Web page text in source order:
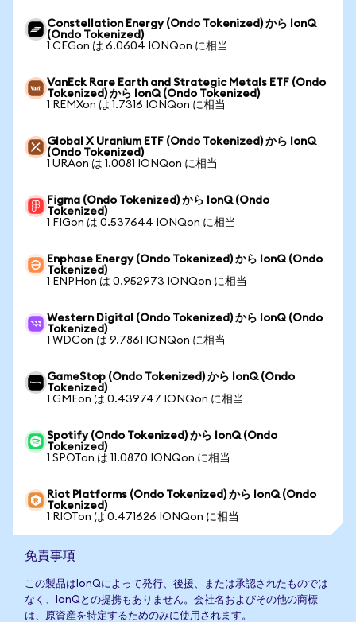
Constellation Energy (Ondo Tokenized) から IonQ
(Ondo Tokenized)
1 CEGon は 6.0604 IONQon に相当
VanEck Rare Earth and Strategic Metals ETF (Ondo
Tokenized) から IonQ (Ondo Tokenized)
1 REMXon は 1.7316 IONQon に相当
Global X Uranium ETF (Ondo Tokenized) から IonQ
(Ondo Tokenized)
1 URAon は 1.0081 IONQon に相当
Figma (Ondo Tokenized) から IonQ (Ondo
Tokenized)
1 FIGon は 0.537644 IONQon に相当
Enphase Energy (Ondo Tokenized) から IonQ (Ondo
Tokenized)
1 ENPHon は 0.952973 IONQon に相当
Western Digital (Ondo Tokenized) から IonQ (Ondo
Tokenized)
1 WDCon は 9.7861 IONQon に相当
GameStop (Ondo Tokenized) から IonQ (Ondo
Tokenized)
1 GMEon は 0.439747 IONQon に相当
Spotify (Ondo Tokenized) から IonQ (Ondo
Tokenized)
1 SPOTon は 11.0870 IONQon に相当
Riot Platforms (Ondo Tokenized) から IonQ (Ondo
Tokenized)
1 RIOTon は 0.471626 IONQon に相当
免責事項
この製品はIonQによって発行、後援、または承認されたものでは
なく、IonQとの提携もありません。会社名およびその他の商標
は、原資産を特定するためのみに使用されます。